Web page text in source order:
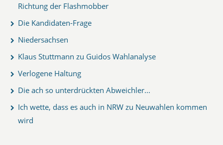
Richtung der Flashmobber
Die Kandidaten-Frage
Niedersachsen
Klaus Stuttmann zu Guidos Wahlanalyse
Verlogene Haltung
Die ach so unterdrückten Abweichler...
Ich wette, dass es auch in NRW zu Neuwahlen kommen
wird